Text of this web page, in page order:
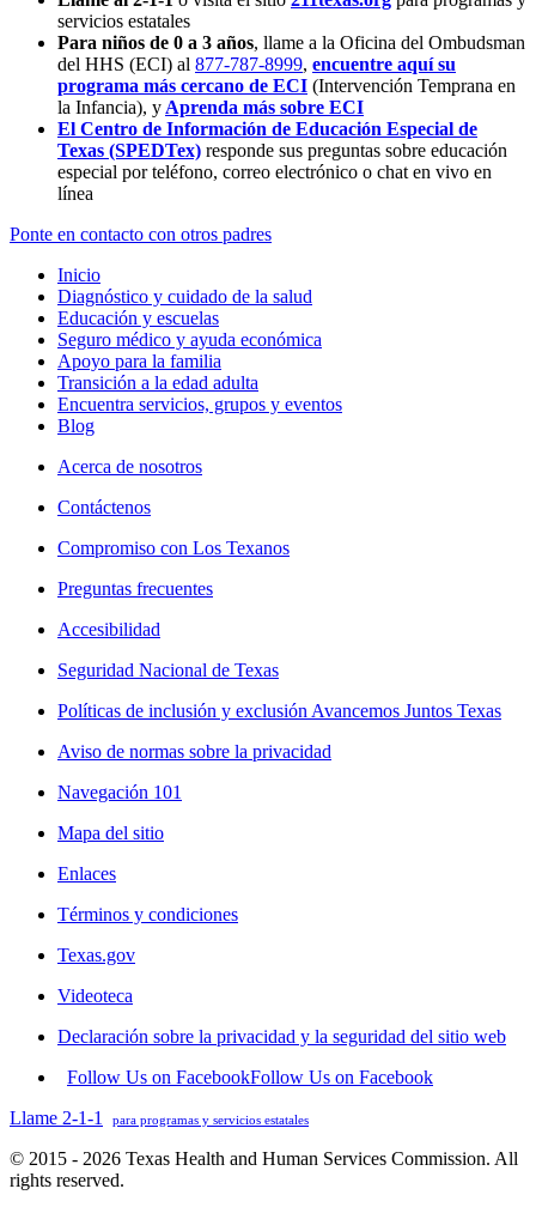
servicios estatales
Para niños de 0 a 3 años, llame a la Oficina del Ombudsman
del HHS (ECI) al 877-787-8999, encuentre aquí su
programa más cercano de ECI (Intervención Temprana en
la Infancia), y Aprenda más sobre ECI
El Centro de Información de Educación Especial de
Texas (SPEDTex) responde sus preguntas sobre educación
especial por teléfono, correo electrónico o chat en vivo en
línea
Ponte en contacto con otros padres
Inicio
Diagnóstico y cuidado de la salud
Educación y escuelas
Seguro médico y ayuda económica
Apoyo para la familia
Transición a la edad adulta
Encuentra servicios, grupos y eventos
Blog
Acerca de nosotros
Contáctenos
Compromiso con Los Texanos
Preguntas frecuentes
Accesibilidad
Seguridad Nacional de Texas
Políticas de inclusión y exclusión Avancemos Juntos Texas
Aviso de normas sobre la privacidad
Navegación 101
Mapa del sitio
Enlaces
Términos y condiciones
Texas.gov
Videoteca
Declaración sobre la privacidad y la seguridad del sitio web
Follow Us on FacebookFollow Us on Facebook
Llame 2-1-1
para programas y servicios estatales
© 2015 - 2026 Texas Health and Human Services Commission. All
rights reserved.